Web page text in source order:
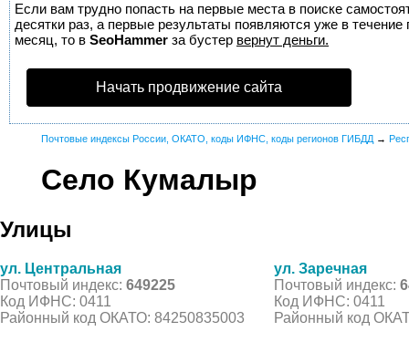
Если вам трудно попасть на первые места в поиске
десятки раз, а первые результаты появляются уже в
месяц, то в SeoHammer за бустер вернут деньги.
Начать продвижение сайта
Почтовые индексы России, ОКАТО, коды ИФНС, коды регионов ГИБДД →
Село Кумалыр
Улицы
ул. Центральная
Почтовый индекс: 649225
Код ИФНС: 0411
Районный код ОКАТО: 84250835003
ул. Заречная
Почтовый индекс:
Код ИФНС: 0411
Районный код